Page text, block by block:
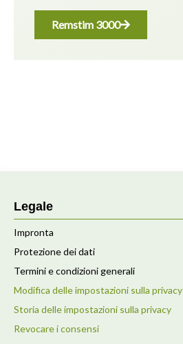
Remstim 3000
Legale
Impronta
Protezione dei dati
Termini e condizioni generali
Modifica delle impostazioni sulla privacy
Storia delle impostazioni sulla privacy
Revocare i consensi